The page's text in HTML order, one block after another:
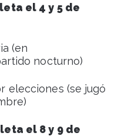
el 4 y 5 de
(en
nocturno)
elecciones (se jugó
el 8 y 9 de